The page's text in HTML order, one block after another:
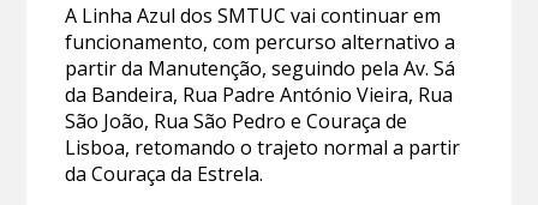
A Linha Azul dos SMTUC vai continuar em
funcionamento, com percurso alternativo a
partir da Manutenção, seguindo pela Av. Sá
da Bandeira, Rua Padre António Vieira, Rua
São João, Rua São Pedro e Couraça de
Lisboa, retomando o trajeto normal a partir
da Couraça da Estrela.